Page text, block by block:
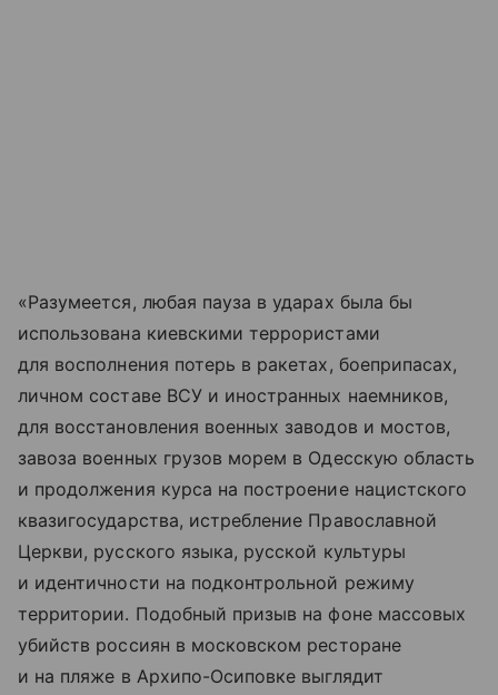
«Разумеется, любая пауза в ударах была бы
использована киевскими террористами
для восполнения потерь в ракетах, боеприпасах,
личном составе ВСУ и иностранных наемников,
для восстановления военных заводов и мостов,
завоза военных грузов морем в Одесскую область
и продолжения курса на построение нацистского
квазигосударства, истребление Православной
Церкви, русского языка, русской культуры
и идентичности на подконтрольной режиму
территории. Подобный призыв на фоне массовых
убийств россиян в московском ресторане
и на пляже в Архипо-Осиповке выглядит